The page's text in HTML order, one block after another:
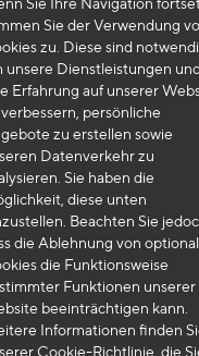
Sie der Verwendung
zu. Diese sind
unsere Dienstleistungen
Erfahrung auf unserer
persönliche
zu erstellen sowie
Datenverkehr zu
Sie haben die
diese unten
Beachten Sie
die Ablehnung von
die Funktionsweise
Funktionen unserer
beeinträchtigen kann.
Informationen finden
Cookie-Richtlinie, die
für Werkzeuge